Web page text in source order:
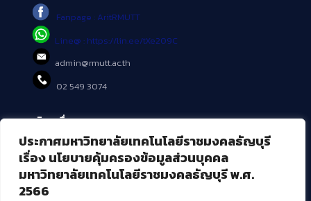
ประกาศมหาวิทยาลัยเทคโนโลยีราชมงคลธัญบุรี
เรื่อง นโยบายคุ้มครองข้อมูลส่วนบุคคล
มหาวิทยาลัยเทคโนโลยีราชมงคลธัญบุรี พ.ศ.
2566
Fanpage : AritRMUTT
Line@ : https://lin.ee/tXe209C
admin@rmutt.ac.th
02 549 3074
บริการอื่นๆ ของ สวส.
ศูนย์สื่อดิจิทัล
ศูนย์นวัตกรรมและความรู้
ศูนย์พัฒนาและบริการนวัตกรรมดิจิทัล
สมัยใหม่ (MoSeC)